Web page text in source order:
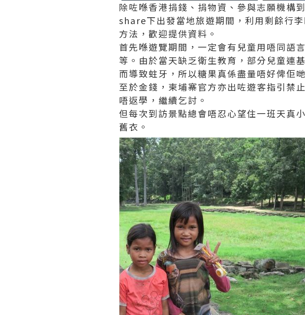
除咗喺香港捐錢、捐物資、參與志願機構
share下出發當地旅遊期間，利用剩餘行
方法，歡迎提供資料。
首先喺遊覽期間，一定會有兒童用唔同
等。由於當天缺乏衛生教育，部分兒童連
而導致蛀牙，所以糖果真係盡量唔好俾佢哋
至於金錢，柬埔寨官方亦出咗遊客指引禁
唔返學，繼續乞討。
但每次到訪景點總會唔忍心望住一班天真
舊衣。